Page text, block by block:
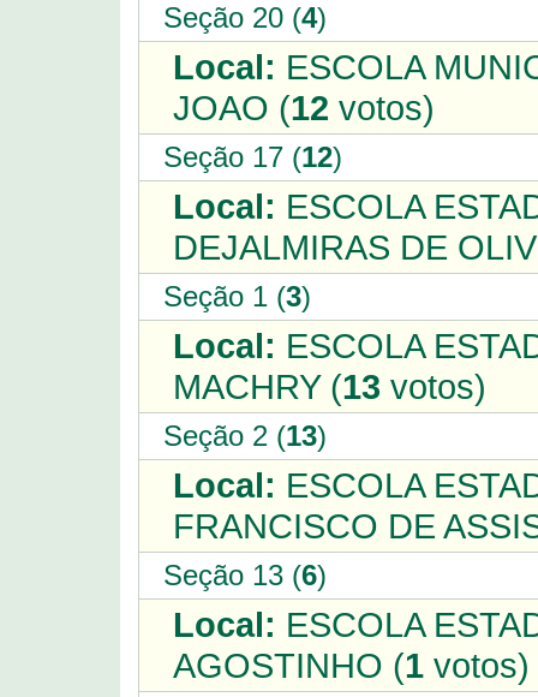
Seção 20 (4)
Local: ESCOLA
JOAO (12 votos)
Seção 17 (12)
Local: ESCOLA
DEJALMIRAS DE
Seção 1 (3)
Local: ESCOLA
MACHRY (13 votos)
Seção 2 (13)
Local: ESCOLA
FRANCISCO DE
Seção 13 (6)
Local: ESCOLA
AGOSTINHO (1 votos)